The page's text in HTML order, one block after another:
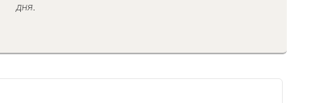
дня.